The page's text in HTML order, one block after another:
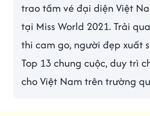
trao tấm vé đại diện Việt
tại Miss World 2021. Trải
thi cam go, người đẹp xuất
Top 13 chung cuộc, duy trì
cho Việt Nam trên trường